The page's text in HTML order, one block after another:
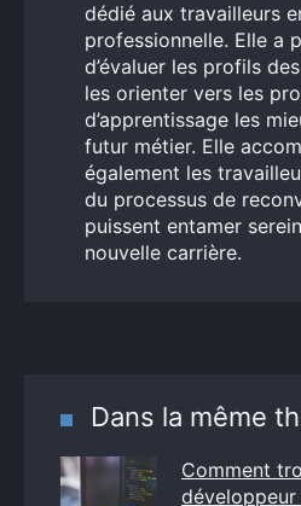
dédié aux travailleurs
professionnelle. Elle a
d’évaluer les profils
les orienter vers les
d’apprentissage les
futur métier. Elle
également les
du processus de
puissent entamer
nouvelle carrière.
Dans la même
Comment